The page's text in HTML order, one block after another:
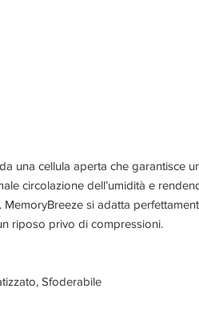
una cellula aperta che garantisce
circolazione dell’umidità e
si adatta
riposo privo di compressioni.
Sfoderabile